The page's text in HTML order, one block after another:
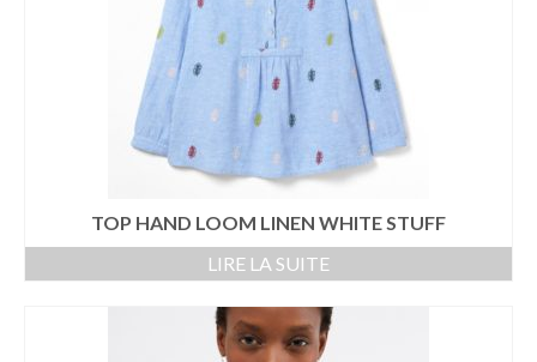
TOP HAND LOOM LINEN WHITE STUFF
LIRE LA SUITE